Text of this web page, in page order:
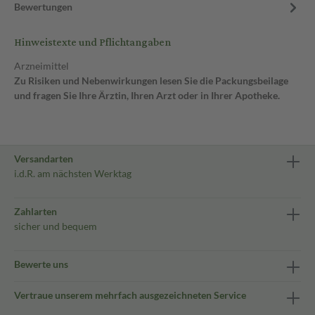
Bewertungen
Hinweistexte und Pflichtangaben
Arzneimittel
Zu Risiken und Nebenwirkungen lesen Sie die Packungsbeilage
und fragen Sie Ihre Ärztin, Ihren Arzt oder in Ihrer Apotheke.
Versandarten
i.d.R. am nächsten Werktag
Zahlarten
sicher und bequem
Bewerte uns
Vertraue unserem mehrfach ausgezeichneten Service